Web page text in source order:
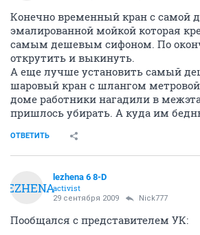
Конечно временный кран с самой
эмалированной мойкой которая
самым дешевым сифоном. По
открутить и выкинуть.
А еще лучше установить самый
шаровый кран с шлангом
доме работники нагадили в
пришлось убирать. А куда им
ОТВЕТИТЬ
LEZHENA
lezhena 6 8-D
activist
29 сентября 2009 Nick777
Пообщался с представителем УК: